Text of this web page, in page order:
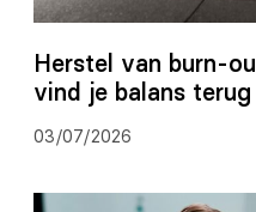
Herstel van burn-
vind je balans terug
03/07/2026